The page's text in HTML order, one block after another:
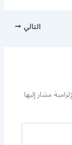
التالي
مشار إليها